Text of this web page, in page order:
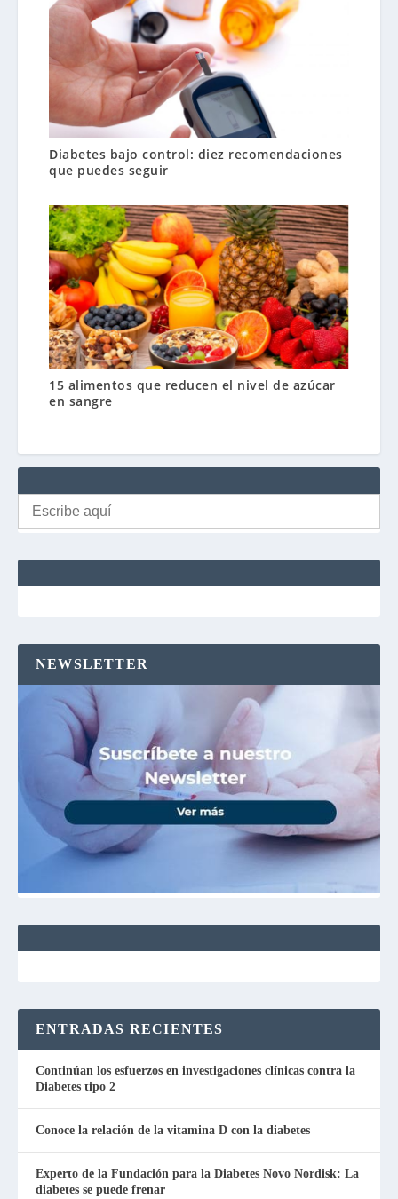
Diabetes bajo control: diez recomendaciones
que puedes seguir
15 alimentos que reducen el nivel de azúcar
en sangre
NEWSLETTER
ENTRADAS RECIENTES
Continúan los esfuerzos en investigaciones clínicas contra la
Diabetes tipo 2
Conoce la relación de la vitamina D con la diabetes
Experto de la Fundación para la Diabetes Novo Nordisk: La
diabetes se puede frenar